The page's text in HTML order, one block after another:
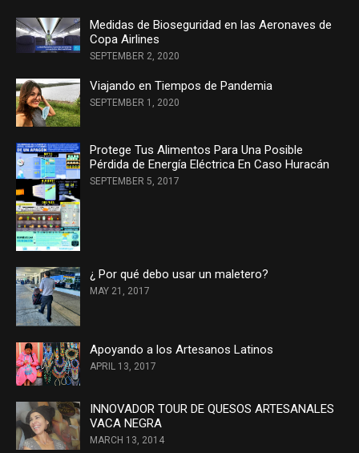
Medidas de Bioseguridad en las Aeronaves de
Copa Airlines
SEPTEMBER 2, 2020
Viajando en Tiempos de Pandemia
SEPTEMBER 1, 2020
Protege Tus Alimentos Para Una Posible
Pérdida de Energía Eléctrica En Caso Huracán
SEPTEMBER 5, 2017
¿ Por qué debo usar un maletero?
MAY 21, 2017
Apoyando a los Artesanos Latinos
APRIL 13, 2017
INNOVADOR TOUR DE QUESOS ARTESANALES
VACA NEGRA
MARCH 13, 2014